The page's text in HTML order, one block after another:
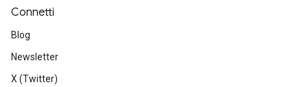
Connetti
Blog
Newsletter
X (Twitter)